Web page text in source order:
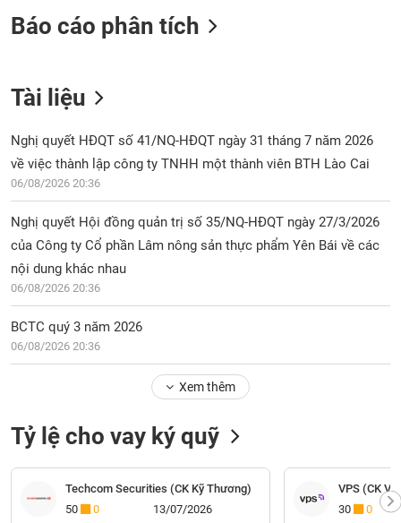
Báo cáo phân tích
Tài liệu
Nghị quyết HĐQT số 41/NQ-HĐQT ngày 31 tháng 7 năm 2026
về việc thành lập công ty TNHH một thành viên BTH Lào Cai
06/08/2026 20:36
Nghị quyết Hội đồng quản trị số 35/NQ-HĐQT ngày 27/3/2026
của Công ty Cổ phần Lâm nông sản thực phẩm Yên Bái về các
nội dung khác nhau
06/08/2026 20:36
BCTC quý 3 năm 2026
06/08/2026 20:36
Xem thêm
Tỷ lệ cho vay ký quỹ
Techcom Securities (CK Kỹ Thương)
50
0 13/07/2026
VPS (CK
30
0